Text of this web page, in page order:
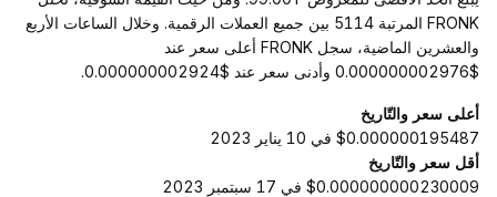
FRONK المرتبة 5114 بين جميع العملات الرقمية. وخلال الساعات الأربع
والعشرين الماضية، سجل FRONK أعلى سعر عند
$0.000000002976 وأدنى سعر عند $0.000000002924.
أعلى سعر والتّاريخ
$0.000000195487 في 10 يناير 2023
أقل سعر والتّاريخ
$0.000000000230009 في 17 سبتمبر 2023